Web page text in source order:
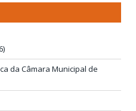
da Câmara Municipal de